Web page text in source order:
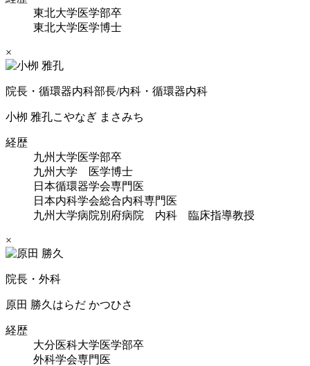
東北大学医学部卒
東北大学医学博士
×
院長・循環器内科部長/内科・循環器内科
小栁 雅孔こやなぎ まさみち
経歴
九州大学医学部卒
九州大学 医学博士
日本循環器学会専門医
日本内科学会総合内科専門医
九州大学病院別府病院 内科 臨床指導教授
×
院長・外科
原田 勝久 はらだ かつひさ
経歴
大分医科大学医学部卒
外科学会専門医